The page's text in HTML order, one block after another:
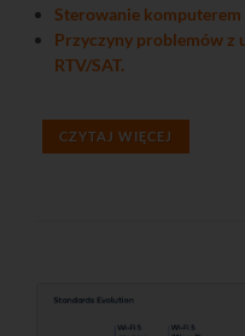
Sterowanie
Przyczyny problemów z
RTV/SAT.
CZYTAJ WIĘCEJ